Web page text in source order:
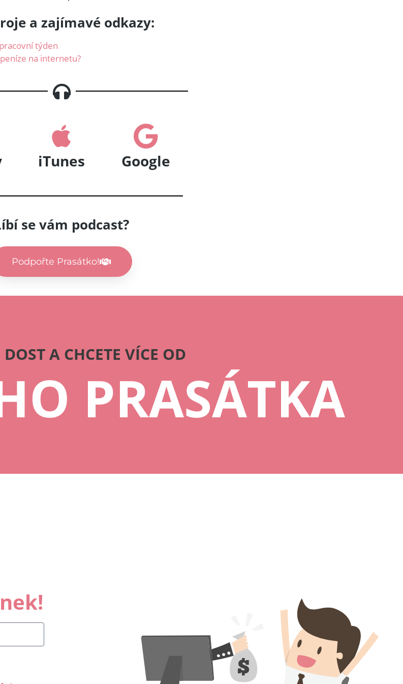
a zajímavé odkazy:
týden
na internetu?
iTunes Google
se vám podcast?
Podpořte Prasátko!
A CHCETE VÍCE OD
PRASÁTKA